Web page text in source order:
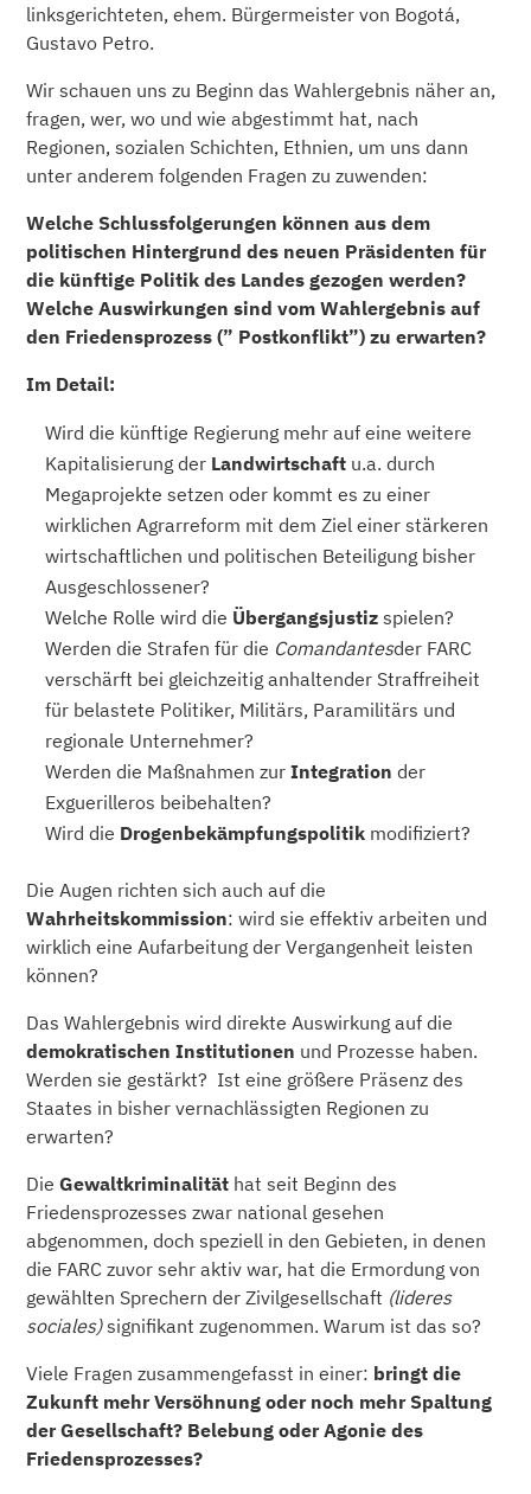
linksgerichteten, ehem. Bürgermeister von Bogotá,
Gustavo Petro.
Wir schauen uns zu Beginn das Wahlergebnis näher an,
fragen, wer, wo und wie abgestimmt hat, nach
Regionen, sozialen Schichten, Ethnien, um uns dann
unter anderem folgenden Fragen zu zuwenden:
Welche Schlussfolgerungen können aus dem
politischen Hintergrund des neuen Präsidenten für
die künftige Politik des Landes gezogen werden?
Welche Auswirkungen sind vom Wahlergebnis auf
den Friedensprozess (” Postkonflikt”) zu erwarten?
Im Detail:
Wird die künftige Regierung mehr auf eine weitere
Kapitalisierung der Landwirtschaft u.a. durch
Megaprojekte setzen oder kommt es zu einer
wirklichen Agrarreform mit dem Ziel einer stärkeren
wirtschaftlichen und politischen Beteiligung bisher
Ausgeschlossener?
Welche Rolle wird die Übergangsjustiz spielen?
Werden die Strafen für die Comandantesder FARC
verschärft bei gleichzeitig anhaltender Straffreiheit
für belastete Politiker, Militärs, Paramilitärs und
regionale Unternehmer?
Werden die Maßnahmen zurIntegration der
Exguerilleros beibehalten?
Wird die Drogenbekämpfungspolitik modifiziert?
Die Augen richten sich auch auf die
Wahrheitskommission: wird sie effektiv arbeiten und
wirklich eine Aufarbeitung der Vergangenheit leisten
können?
Das Wahlergebnis wird direkte Auswirkung auf die
demokratischen Institutionen und Prozesse haben.
Werden sie gestärkt? Ist eine größere Präsenz des
Staates in bisher vernachlässigten Regionen zu
erwarten?
DieGewaltkriminalität hat seit Beginn des
Friedensprozesses zwar national gesehen
abgenommen, doch speziell in den Gebieten, in denen
die FARC zuvor sehr aktiv war, hat die Ermordung von
gewählten Sprechern der Zivilgesellschaft (lideres
sociales)signifikant zugenommen. Warum ist das so?
Viele Fragen zusammengefasst in einer: bringt die
Zukunft mehr Versöhnung oder noch mehr Spaltung
der Gesellschaft? Belebung oder Agonie des
Friedensprozesses?